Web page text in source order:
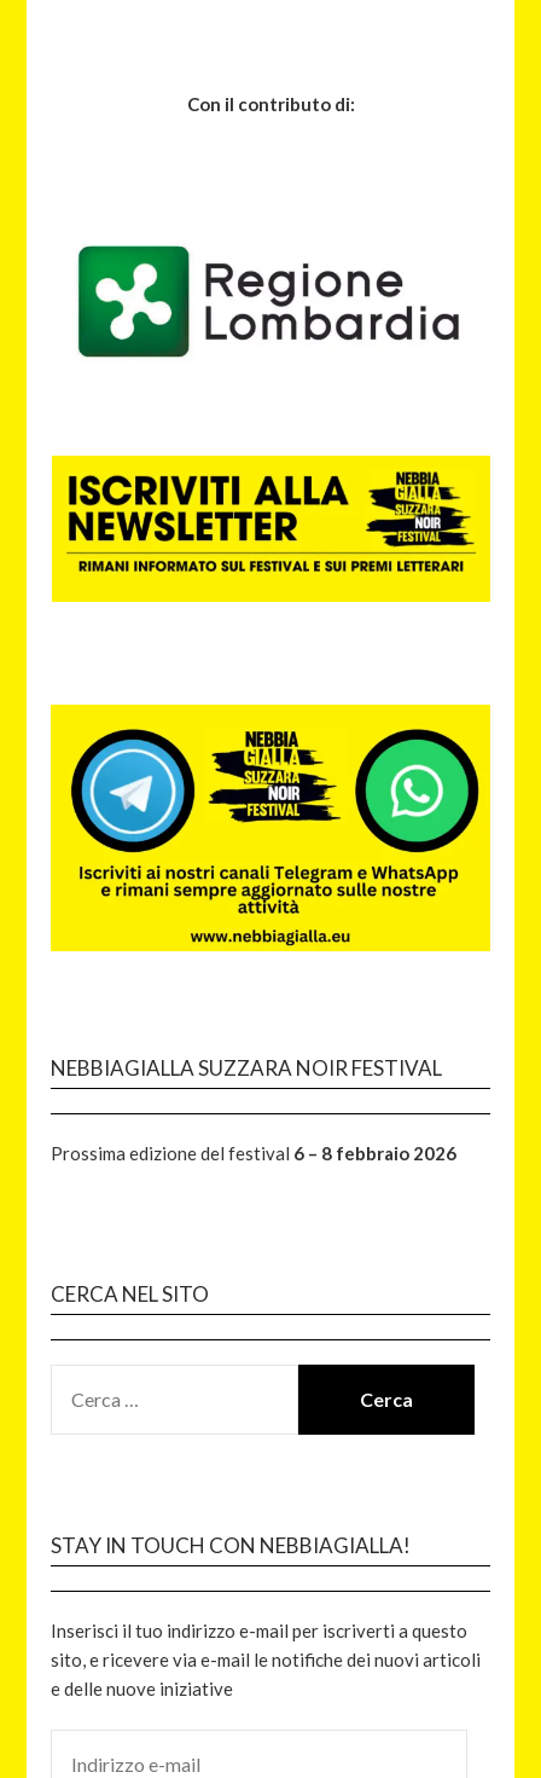
Con il contributo di:
NEBBIAGIALLA SUZZARA NOIR FESTIVAL
Prossima edizione del festival 6 – 8 febbraio 2026
CERCA NEL SITO
STAY IN TOUCH CON NEBBIAGIALLA!
Inserisci il tuo indirizzo e-mail per iscriverti a questo
sito, e ricevere via e-mail le notifiche dei nuovi articoli
e delle nuove iniziative